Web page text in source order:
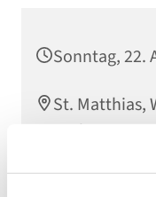
Sonntag, 22.
St. Matthias,
Berlin